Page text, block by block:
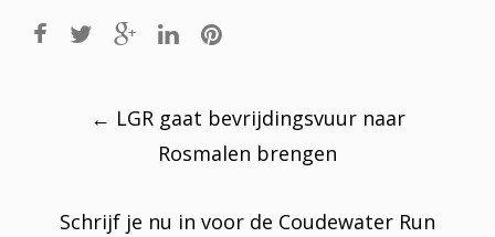
navigation
← LGR gaat bevrijdingsvuur naar
Rosmalen brengen
Schrijf je nu in voor de Coudewater Run